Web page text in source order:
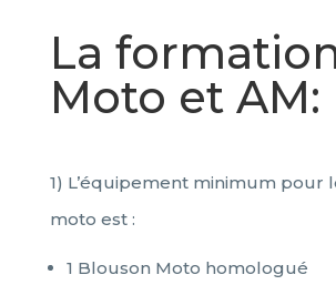
La
Moto et AM:
1) L’équipement minimum pour
moto est :
1 Blouson Moto homologué